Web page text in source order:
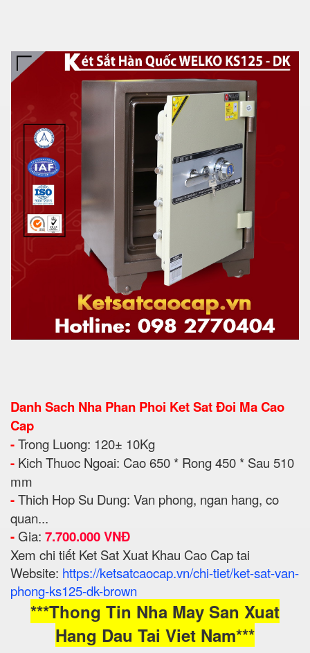
Danh Sach Nha Phan Phoi Ket Sat Đoi Ma Cao
Cap
-Trong Luong: 120± 10Kg
- Kich Thuoc Ngoai: Cao 650 * Rong 450 * Sau 510
mm
-Thich Hop Su Dung: Van phong, ngan hang, co
quan...
- Gia: 7.700.000 VNĐ
Xem chi tiết Ket Sat Xuat Khau Cao Cap tai
Website: https://ketsatcaocap.vn/chi-tiet/ket-sat-van-
phong-ks125-dk-brown
***Thong Tin Nha May San Xuat
Hang Dau Tai Viet Nam***